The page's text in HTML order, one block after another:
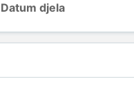
Datum djela